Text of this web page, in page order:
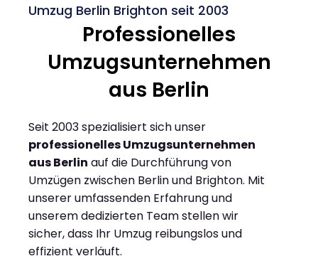
Umzug Berlin Brighton seit 2003
Professionelles
Umzugsunternehmen
aus Berlin
Seit 2003 spezialisiert sich unser
professionelles Umzugsunternehmen
aus Berlin auf die Durchführung von
Umzügen zwischen Berlin und Brighton. Mit
unserer umfassenden Erfahrung und
unserem dedizierten Team stellen wir
sicher, dass Ihr Umzug reibungslos und
effizient verläuft.